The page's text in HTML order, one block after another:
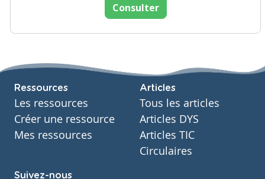
Consulter
Ressources
Les ressources
Créer une ressource
Mes ressources
Articles
Tous les articles
Articles DYS
Articles TIC
Circulaires
Suivez-nous